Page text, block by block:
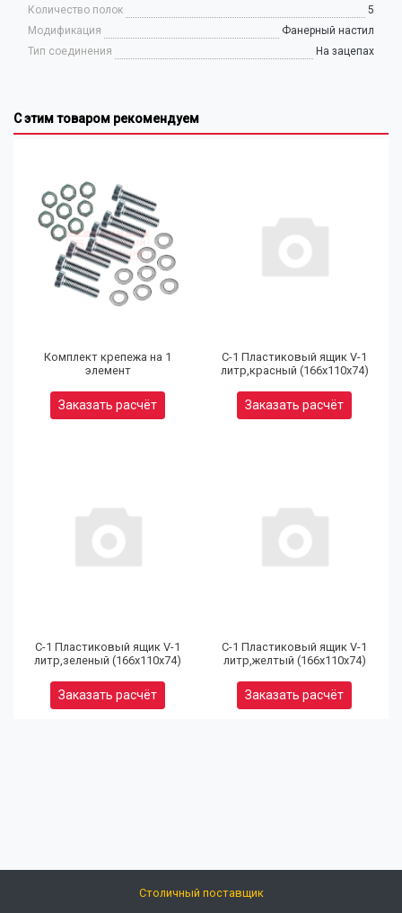
Количество полок
5
Модификация
Фанерный настил
Тип соединения
На зацепах
С этим товаром рекомендуем
Комплект крепежа на 1
элемент
Заказать расчёт
С-1 Пластиковый ящик V-1
литр,красный (166х110х74)
Заказать расчёт
С-1 Пластиковый ящик V-1
литр,зеленый (166х110х74)
Заказать расчёт
С-1 Пластиковый ящик V-1
литр,желтый (166х110х74)
Заказать расчёт
Столичный поставщик